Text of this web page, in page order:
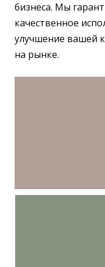
бизнеса. Мы
качественное
улучшение вашей
на рынке.